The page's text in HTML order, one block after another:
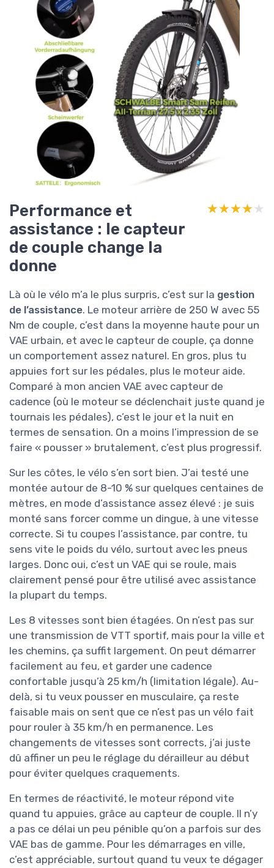
Performance et
assistance : le capteur
de couple change la
donne
★★★★★
★★★★★
Là où le vélo m’a le plus surpris, c’est sur la gestion
de l’assistance. Le moteur arrière de 250 W avec 55
Nm de couple, c’est dans la moyenne haute pour un
VAE urbain, et avec le capteur de couple, ça donne
un comportement assez naturel. En gros, plus tu
appuies fort sur les pédales, plus le moteur aide.
Comparé à mon ancien VAE avec capteur de
cadence (où le moteur se déclenchait juste quand je
tournais les pédales), c’est le jour et la nuit en
termes de sensation. On a moins l’impression de se
faire « pousser » brutalement, c’est plus progressif.
Sur les côtes, le vélo s’en sort bien. J’ai testé une
montée autour de 8-10 % sur quelques centaines de
mètres, en mode d’assistance assez élevé : je suis
monté sans forcer comme un dingue, à une vitesse
correcte. Si tu coupes l’assistance, par contre, tu
sens vite le poids du vélo, surtout avec les pneus
larges. Donc oui, c’est un VAE qui se roule, mais
clairement pensé pour être utilisé avec assistance
la plupart du temps.
Les 8 vitesses sont bien étagées. On n’est pas sur
une transmission de VTT sportif, mais pour la ville et
les chemins, ça suffit largement. On peut démarrer
facilement au feu, et garder une cadence
confortable jusqu’à 25 km/h (limitation légale). Au-
delà, si tu veux pousser en musculaire, ça reste
faisable mais on sent que ce n’est pas un vélo fait
pour rouler à 35 km/h en permanence. Les
changements de vitesses sont corrects, j’ai juste
dû affiner un peu le réglage du dérailleur au début
pour éviter quelques craquements.
En termes de réactivité, le moteur répond vite
quand tu appuies, grâce au capteur de couple. Il n’y
a pas ce délai un peu pénible qu’on a parfois sur des
VAE bas de gamme. Pour les démarrages en ville,
c’est appréciable, surtout quand tu veux te dégager